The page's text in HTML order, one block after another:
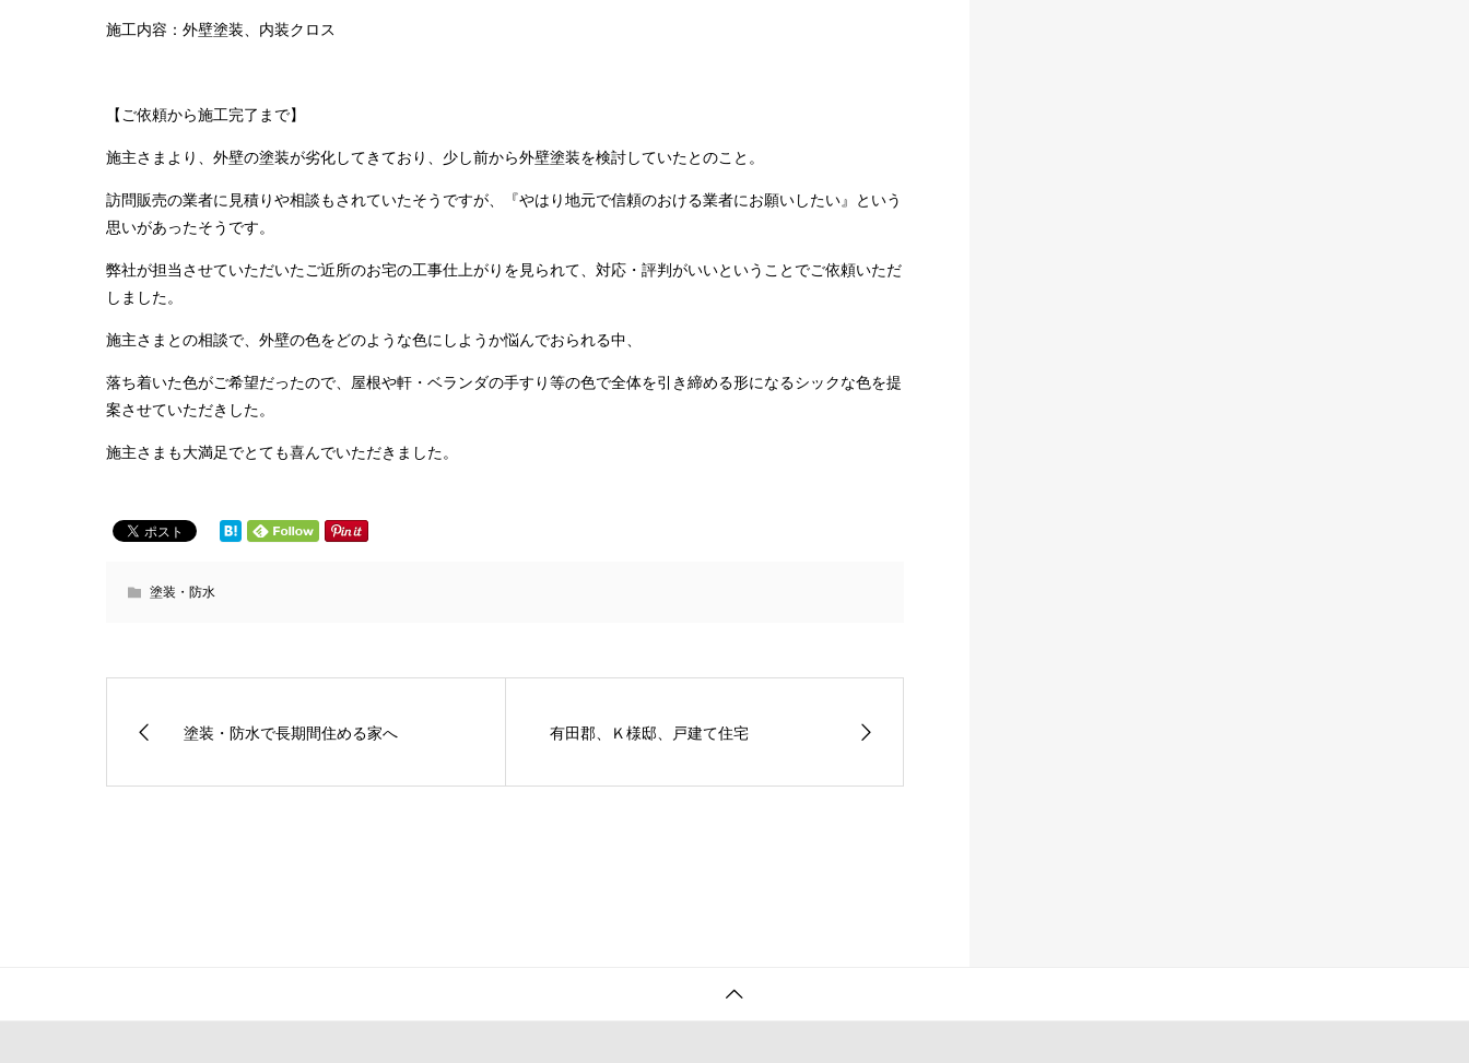
施工内容：外壁塗装、内装クロス
【ご依頼から施工完了まで】
施主さまより、外壁の塗装が劣化してきており、少し前から外壁塗装を検討していたとのこと。
訪問販売の業者に見積りや相談もされていたそうですが、『やはり地元で信頼のおける業者にお願いしたい』という
思いがあったそうです。
弊社が担当させていただいたご近所のお宅の工事仕上がりを見られて、対応・評判がいいということでご依頼いただ
しました。
施主さまとの相談で、外壁の色をどのような色にしようか悩んでおられる中、
落ち着いた色がご希望だったので、屋根や軒・ベランダの手すり等の色で全体を引き締める形になるシックな色を提
案させていただきした。
施主さまも大満足でとても喜んでいただきました。
塗装・防水
塗装・防水で長期間住める家へ 有田郡、Ｋ様邸、戸建て住宅